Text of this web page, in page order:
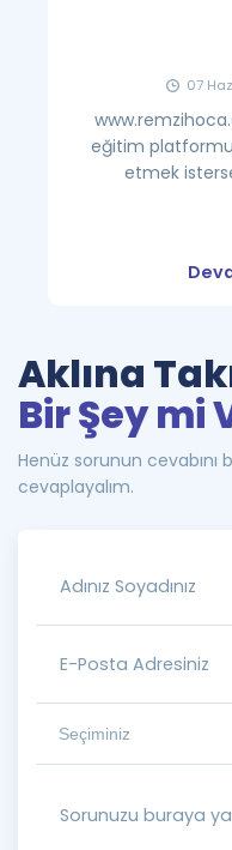
07
eğitim
etmek
Aklına
Bir Şey mi
Henüz sorunun cevabını
cevaplayalım.